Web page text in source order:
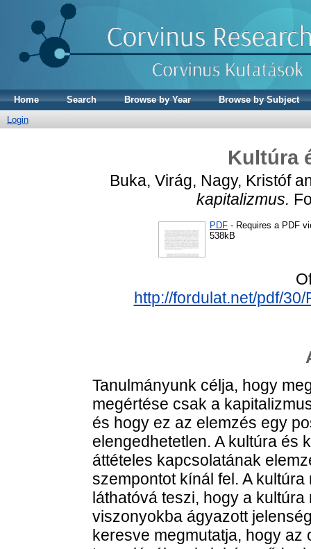
Home Search Browse by Year
Browse by Subject
Login
Kultúra
Buka, Virág, Nagy, Kristóf
kapitalizmus.
PDF - Requires a PDF
538kB
http://fordulat.net/pdf/
Tanulmányunk célja, hogy
megértése csak a
és hogy ez az elemzés egy
elengedhetetlen. A kultúra és
áttételes kapcsolatának
szempontot kínál fel. A
láthatóvá teszi, hogy a
viszonyokba ágyazott
keresve megmutatja, hogy